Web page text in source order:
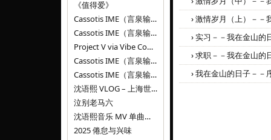
《值得爱》
Cassotis IME（言泉输入法）v0.2.0
Cassotis IME（言泉输入法）v0.1.0
Project V via Vibe Coding
Cassotis IME（言泉输入法）阶段二
Cassotis IME（言泉输入法）
沈语熙 VLOG – 上海世博文化公园双子山
泣别老马六
沈语熙音乐 MV 单曲第三弹：代码与白T恤
2025 倦怠与兴味
›激情岁月（上）－－
›实习－－我在金山的
›求职－－我在金山的
›我在金山的日子－－